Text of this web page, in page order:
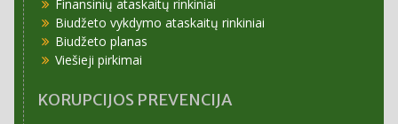
Finansinių ataskaitų rinkiniai
Biudžeto vykdymo ataskaitų rinkiniai
Biudžeto planas
Viešieji pirkimai
KORUPCIJOS PREVENCIJA